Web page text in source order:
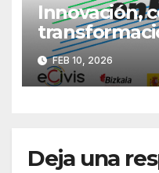
Innovación,
Primera
FEB 10, 2026
Deja una